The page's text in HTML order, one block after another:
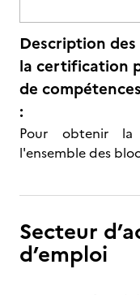
Description
la certification
de
:
Pour obtenir
l'ensemble des
Secteur
d’emploi